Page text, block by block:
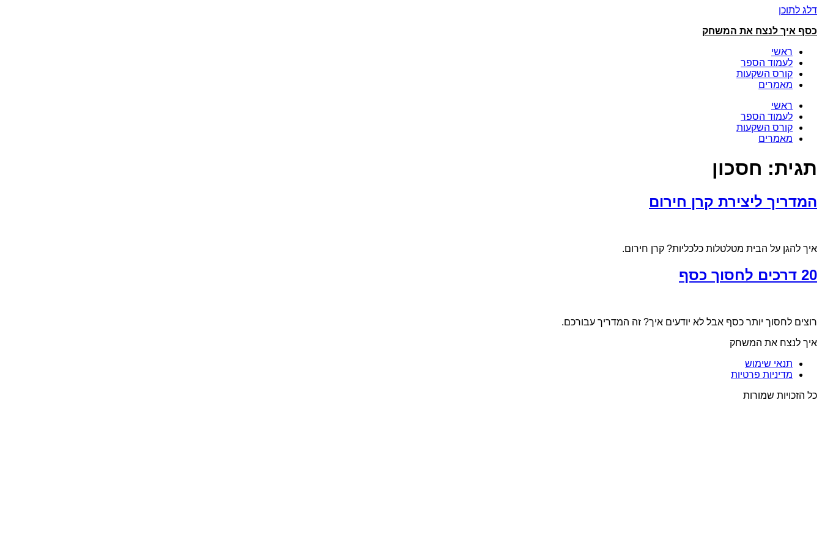
דלג לתוכן
כסף איך לנצח את המשחק
ראשי
לעמוד הספר
קורס השקעות
מאמרים
ראשי
לעמוד הספר
קורס השקעות
מאמרים
תגית: חסכון
המדריך ליצירת קרן חירום
איך להגן על הבית מטלטלות כלכליות? קרן חירום.
20 דרכים לחסוך כסף
רוצים לחסוך יותר כסף אבל לא יודעים איך? זה המדריך עבורכם.
איך לנצח את המשחק
תנאי שימוש
מדיניות פרטיות
כל הזכויות שמורות